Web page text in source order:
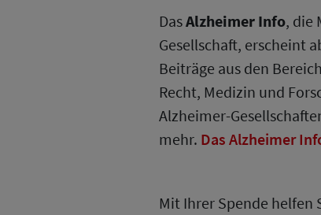
DasAlzheimer Info, die
Gesellschaft, erscheint
Beiträge aus den
Recht, Medizin und
Alzheimer-
mehr. Das Alzheimer
Mit Ihrer Spende helfen